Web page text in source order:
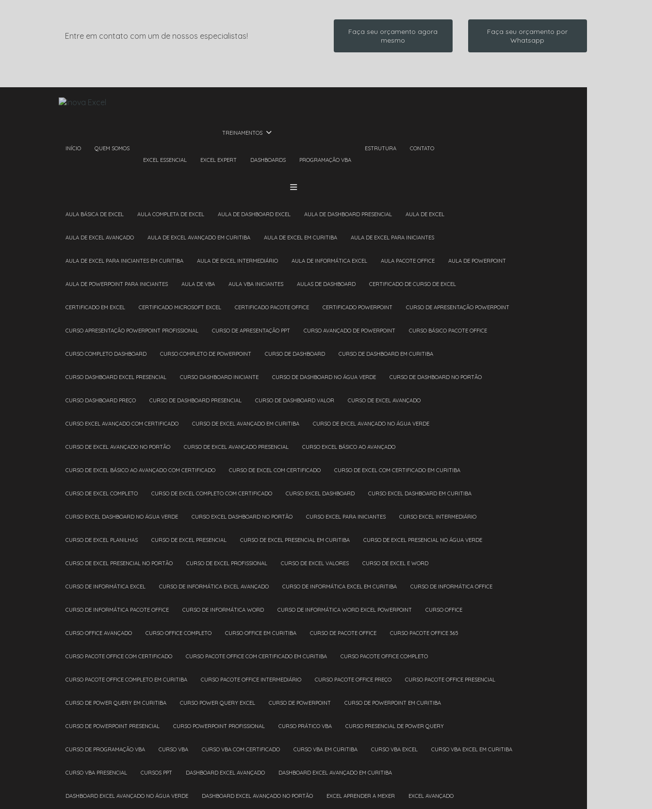
Entre em contato com um de nossos especialistas!
Faça seu orçamento agora
mesmo
Faça seu orçamento por
Whatsapp
INÍCIO QUEM SOMOS
TREINAMENTOS
EXCEL ESSENCIAL EXCEL EXPERT DASHBOARDS PROGRAMAÇÃO VBA
ESTRUTURA CONTATO
AULA BÁSICA DE EXCEL AULA COMPLETA DE EXCEL AULA DE DASHBOARD EXCEL AULA DE DASHBOARD PRESENCIAL AULA DE EXCEL
AULA DE EXCEL AVANÇADO AULA DE EXCEL AVANÇADO EM CURITIBA AULA DE EXCEL EM CURITIBA AULA DE EXCEL PARA INICIANTES
AULA DE EXCEL PARA INICIANTES EM CURITIBA AULA DE EXCEL INTERMEDIÁRIO AULA DE INFORMÁTICA EXCEL AULA PACOTE OFFICE AULA DE POWERPOINT
AULA DE POWERPOINT PARA INICIANTES AULA DE VBA AULA VBA INICIANTES AULAS DE DASHBOARD CERTIFICADO DE CURSO DE EXCEL
CERTIFICADO EM EXCEL CERTIFICADO MICROSOFT EXCEL CERTIFICADO PACOTE OFFICE CERTIFICADO POWERPOINT CURSO DE APRESENTAÇÃO POWERPOINT
CURSO APRESENTAÇÃO POWERPOINT PROFISSIONAL CURSO DE APRESENTAÇÃO PPT CURSO AVANÇADO DE POWERPOINT CURSO BÁSICO PACOTE OFFICE
CURSO COMPLETO DASHBOARD CURSO COMPLETO DE POWERPOINT CURSO DE DASHBOARD CURSO DE DASHBOARD EM CURITIBA
CURSO DASHBOARD EXCEL PRESENCIAL CURSO DASHBOARD INICIANTE CURSO DE DASHBOARD NO ÁGUA VERDE CURSO DE DASHBOARD NO PORTÃO
CURSO DASHBOARD PREÇO CURSO DE DASHBOARD PRESENCIAL CURSO DE DASHBOARD VALOR CURSO DE EXCEL AVANÇADO
CURSO EXCEL AVANÇADO COM CERTIFICADO CURSO DE EXCEL AVANÇADO EM CURITIBA CURSO DE EXCEL AVANÇADO NO ÁGUA VERDE
CURSO DE EXCEL AVANÇADO NO PORTÃO CURSO DE EXCEL AVANÇADO PRESENCIAL CURSO EXCEL BÁSICO AO AVANÇADO
CURSO DE EXCEL BÁSICO AO AVANÇADO COM CERTIFICADO CURSO DE EXCEL COM CERTIFICADO CURSO DE EXCEL COM CERTIFICADO EM CURITIBA
CURSO DE EXCEL COMPLETO CURSO DE EXCEL COMPLETO COM CERTIFICADO CURSO EXCEL DASHBOARD CURSO EXCEL DASHBOARD EM CURITIBA
CURSO EXCEL DASHBOARD NO ÁGUA VERDE CURSO EXCEL DASHBOARD NO PORTÃO CURSO EXCEL PARA INICIANTES CURSO EXCEL INTERMEDIÁRIO
CURSO DE EXCEL PLANILHAS CURSO DE EXCEL PRESENCIAL CURSO DE EXCEL PRESENCIAL EM CURITIBA CURSO DE EXCEL PRESENCIAL NO ÁGUA VERDE
CURSO DE EXCEL PRESENCIAL NO PORTÃO CURSO DE EXCEL PROFISSIONAL CURSO DE EXCEL VALORES CURSO DE EXCEL E WORD
CURSO DE INFORMÁTICA EXCEL CURSO DE INFORMÁTICA EXCEL AVANÇADO CURSO DE INFORMÁTICA EXCEL EM CURITIBA CURSO DE INFORMÁTICA OFFICE
CURSO DE INFORMÁTICA PACOTE OFFICE CURSO DE INFORMÁTICA WORD CURSO DE INFORMÁTICA WORD EXCEL POWERPOINT CURSO OFFICE
CURSO OFFICE AVANÇADO CURSO OFFICE COMPLETO CURSO OFFICE EM CURITIBA CURSO DE PACOTE OFFICE CURSO PACOTE OFFICE 365
CURSO PACOTE OFFICE COM CERTIFICADO CURSO PACOTE OFFICE COM CERTIFICADO EM CURITIBA CURSO PACOTE OFFICE COMPLETO
CURSO PACOTE OFFICE COMPLETO EM CURITIBA CURSO PACOTE OFFICE INTERMEDIÁRIO CURSO PACOTE OFFICE PREÇO CURSO PACOTE OFFICE PRESENCIAL
CURSO DE POWER QUERY EM CURITIBA CURSO POWER QUERY EXCEL CURSO DE POWERPOINT CURSO DE POWERPOINT EM CURITIBA
CURSO DE POWERPOINT PRESENCIAL CURSO POWERPOINT PROFISSIONAL CURSO PRÁTICO VBA CURSO PRESENCIAL DE POWER QUERY
CURSO DE PROGRAMAÇÃO VBA CURSO VBA CURSO VBA COM CERTIFICADO CURSO VBA EM CURITIBA CURSO VBA EXCEL CURSO VBA EXCEL EM CURITIBA
CURSO VBA PRESENCIAL CURSOS PPT DASHBOARD EXCEL AVANÇADO DASHBOARD EXCEL AVANÇADO EM CURITIBA
DASHBOARD EXCEL AVANÇADO NO ÁGUA VERDE DASHBOARD EXCEL AVANÇADO NO PORTÃO EXCEL APRENDER A MEXER EXCEL AVANÇADO